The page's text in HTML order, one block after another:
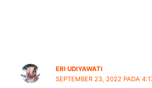
ERI UDIYAWATI
SEPTEMBER 23, 2022 PADA